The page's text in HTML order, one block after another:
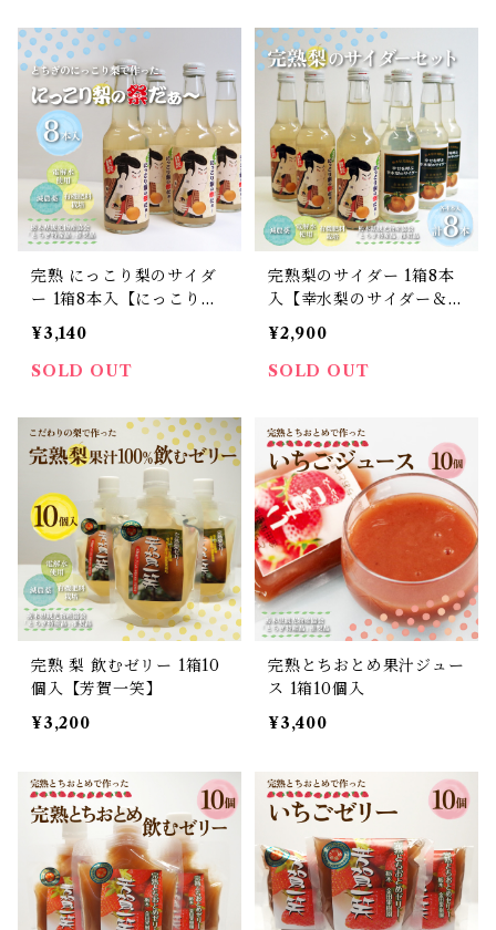
完熟 にっこり梨のサイダ
ー 1箱8本入【にっこり梨
の祭だぁ～】
¥3,140
SOLD OUT
完熟梨のサイダー 1箱8本
入【幸水梨のサイダー＆に
っこり梨の祭だぁ～】
¥2,900
SOLD OUT
完熟 梨 飲むゼリー 1箱10
個入【芳賀一笑】
¥3,200
完熟とちおとめ果汁ジュー
ス 1箱10個入
¥3,400